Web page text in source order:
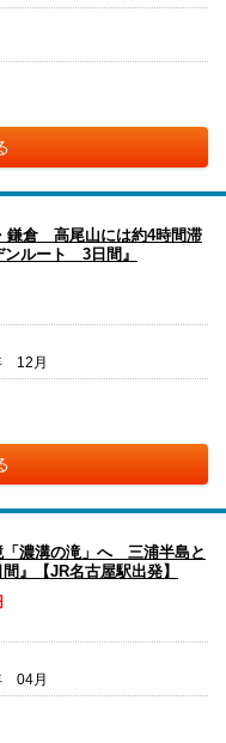
鎌倉 高尾山には約4時間滞
ルート 3日間』
12月
「濃溝の滝」へ 三浦半島と
』【JR名古屋駅出発】
04月